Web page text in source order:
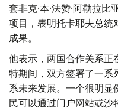
套非克·本·法赞·阿勒拉
项目，表明托卡耶夫总统
成果。
他表示，两国合作关系正
特期间，双方签署了一系
系未来发展。一个很明显
民可以通过门户网站或沙